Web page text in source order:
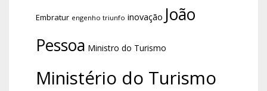
Embratur engenho triunfo inovação João
Pessoa Ministro do Turismo
Ministério do Turismo